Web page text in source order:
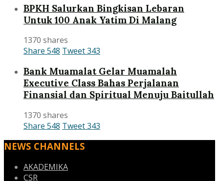
BPKH Salurkan Bingkisan Lebaran
Untuk 100 Anak Yatim Di Malang
1370 shares
Share 548 Tweet343
Bank Muamalat Gelar Muamalah
Executive Class Bahas Perjalanan
Finansial dan Spiritual Menuju Baitullah
1370 shares
Share 548 Tweet343
NEWS CHANNELS
AKADEMIKA
CSR